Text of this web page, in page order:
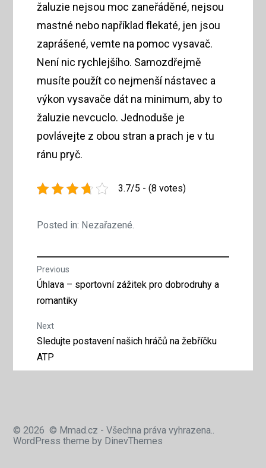
žaluzie nejsou moc zaneřáděné, nejsou
mastné nebo například flekaté, jen jsou
zaprášené, vemte na pomoc vysavač.
Není nic rychlejšího. Samozdřejmě
musíte použít co nejmenší nástavec a
výkon vysavače dát na minimum, aby to
žaluzie nevcuclo. Jednoduše je
povlávejte z obou stran a prach je v tu
ránu pryč.
3.7/5 - (8 votes)
Posted in: Nezařazené.
Navigace
pro
příspěvek
Previous
Previous
post:
Úhlava – sportovní zážitek pro dobrodruhy a
romantiky
Next
Next
post:
Sledujte postavení našich hráčů na žebříčku
ATP
© 2026 © Mmad.cz - Všechna práva vyhrazena..
WordPress theme by DinevThemes